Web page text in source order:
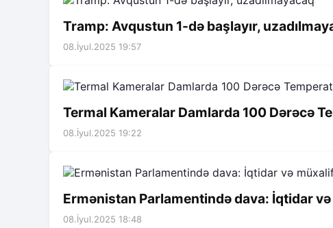
Tramp: Avqustun 1-də başlayır,
08.İyul.2025 19:57
Termal Kameralar Damlarda 100 Dərəcə
08.İyul.2025 19:22
Ermənistan Parlamentində dava: İqtidar
08.İyul.2025 18:48